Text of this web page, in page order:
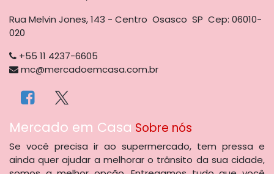
Rua Melvin Jones, 143 - Centro Osasco SP Cep: 06010-
020
+55 11 4237-6605
mc@mercadoemcasa.com.br
​Mercado em Casa Sobre nós
Se você precisa ir ao supermercado, tem pressa e
ainda quer ajudar a melhorar o trânsito da sua cidade,